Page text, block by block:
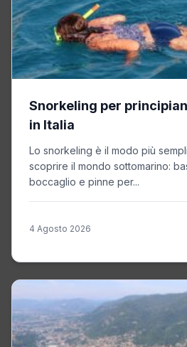
Snorkeling per
in Italia
Lo snorkeling è il modo più
scoprire il mondo sottomarino:
boccaglio e pinne per...
4 Agosto 2026